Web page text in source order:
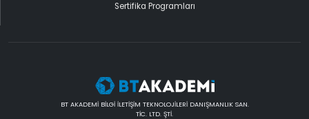
Sertifika Programları
BT AKADEMİ BİLGİ İLETİŞİM TEKNOLOJİLERİ DANIŞMANLIK SAN.
TİC. LTD. ŞTİ.